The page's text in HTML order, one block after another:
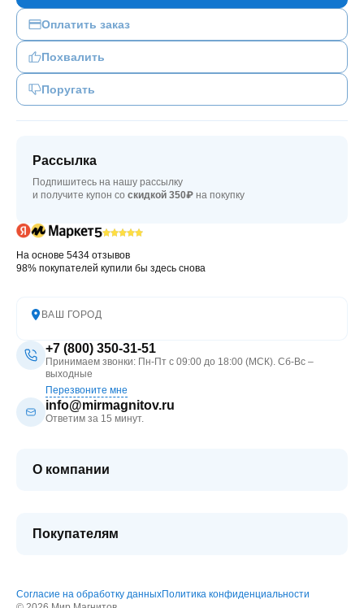
Оплатить заказ
Похвалить
Поругать
ВАШ ГОРОД
+7 (800) 350-31-51
Принимаем звонки: Пн-Пт с 09:00 до 18:00 (МСК). Сб-Вс –
выходные
Перезвоните мне
info@mirmagnitov.ru
Ответим за 15 минут.
Покупателям
О компании
Как оформить покупку
Рассылка
Подпишитесь на нашу рассылку
и получите купон со скидкой 350₽ на покупку
5
На основе 5434 отзывов
98% покупателей купили бы здесь снова
Согласие на обработку данныхПолитика конфиденциальности